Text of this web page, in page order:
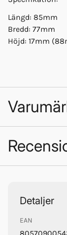
Längd: 85mm
Bredd: 77mm
Höjd: 17mm
Quick
Detaljer
EAN